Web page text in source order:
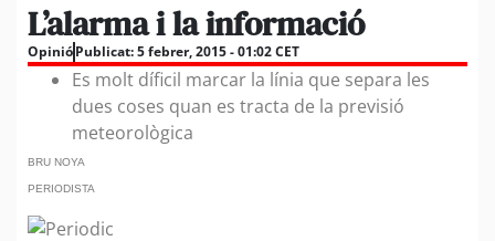
L’alarma i la informació
OpinióPublicat:5 febrer, 2015 - 01:02 CET
Es molt díficil marcar la línia que separa les
dues coses quan es tracta de la previsió
meteorològica
BRU NOYA
PERIODISTA